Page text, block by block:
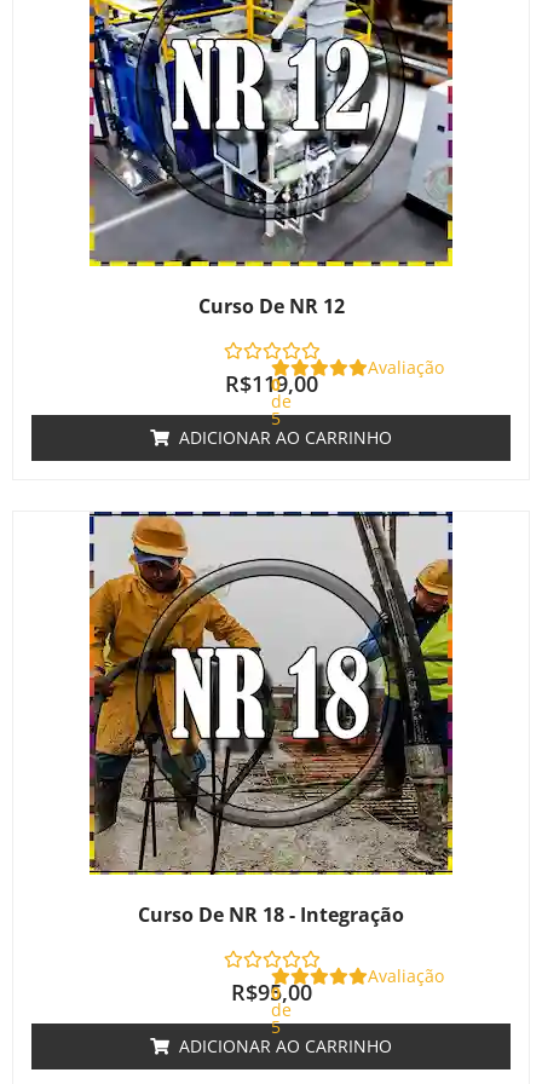
Curso De NR 12
Avaliação
0
de
5
R$119,00
ADICIONAR AO CARRINHO
Curso De NR 18 - Integração
Avaliação
0
de
5
R$95,00
ADICIONAR AO CARRINHO